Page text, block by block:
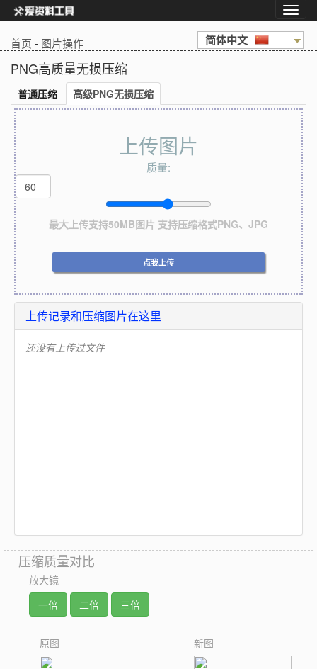
首页 - 图片操作 简体中文
PNG高质量无损压缩
普通压缩 高级PNG无损压缩
上传图片
质量:
最大上传支持50MB图片 支持压缩格式PNG、JPG
点我上传
上传记录和压缩图片在这里
还没有上传过文件
压缩质量对比
放大镜
一倍
二倍 三倍
原图 新图